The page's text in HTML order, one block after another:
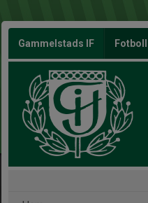
Gammelstads IF Fotboll